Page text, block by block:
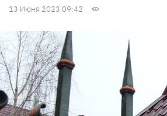
13 Июня 2023 09:42